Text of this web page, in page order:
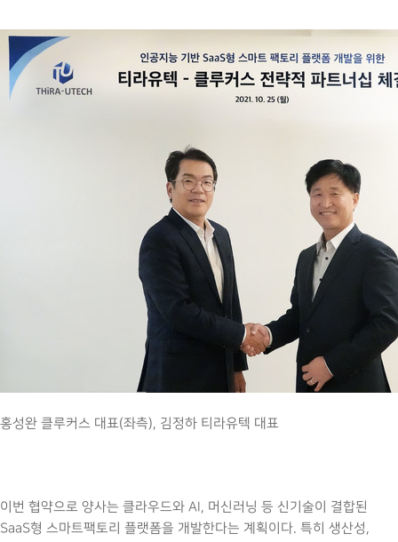
홍성완 클루커스 대표(좌측), 김정하 티라유텍 대표
이번 협약으로 양사는 클라우드와 AI, 머신러닝 등 신기술이 결합된
SaaS형 스마트팩토리 플랫폼을 개발한다는 계획이다. 특히 생산성,